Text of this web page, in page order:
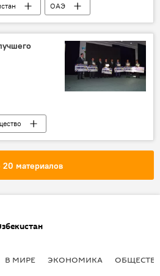
ОАЭ
материалов
В МИРЕ ЭКОНОМИКА